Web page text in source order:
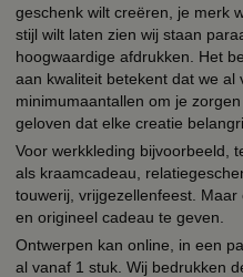
geschenk wilt creëren, je merk
stijl wilt laten zien wij staan
hoogwaardige afdrukken. Het
aan kwaliteit betekent dat we
minimumaantallen om je
geloven dat elke creatie
Voor werkkleding bijvoorbeeld,
als kraamcadeau,
touwerij, vrijgezellenfeest.
en origineel cadeau te geven.
Ontwerpen kan online, in een
al vanaf 1 stuk. Wij bedrukken